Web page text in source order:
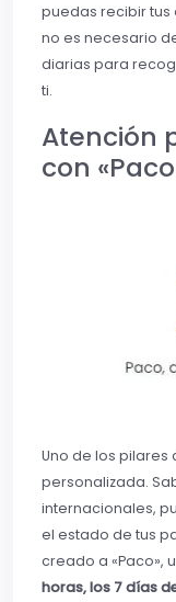
puedas recibir tus
no es necesario
diarias para
ti.
Atención
con
Uno de los pilares
personalizada.
internacionales,
el estado de tus
creado a «Paco»,
horas, los 7 días